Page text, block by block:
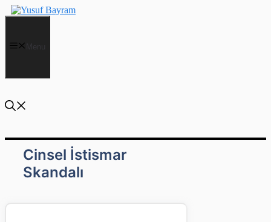
İçeriğe
atla
Menu
Cinsel İstismar
Skandalı